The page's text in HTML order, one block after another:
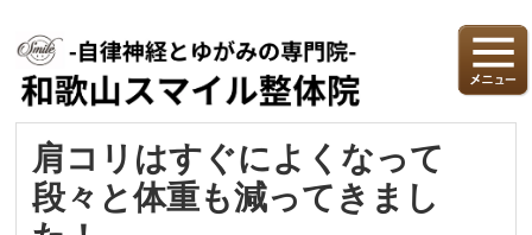
肩コリはすぐによくなって
段々と体重も減ってきまし